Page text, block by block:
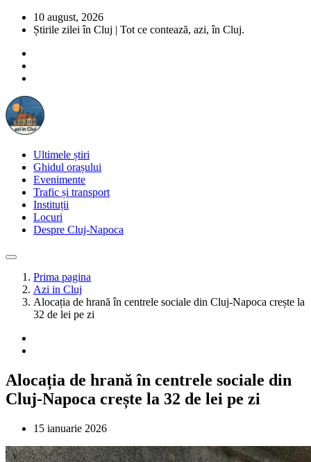
10 august, 2026
Știrile zilei în Cluj | Tot ce contează, azi, în Cluj.
Ultimele știri
Ghidul orașului
Evenimente
Trafic și transport
Instituții
Locuri
Despre Cluj-Napoca
Prima pagina
Azi in Cluj
Alocația de hrană în centrele sociale din Cluj-Napoca crește la
32 de lei pe zi
Alocația de hrană în centrele sociale din
Cluj-Napoca crește la 32 de lei pe zi
15 ianuarie 2026